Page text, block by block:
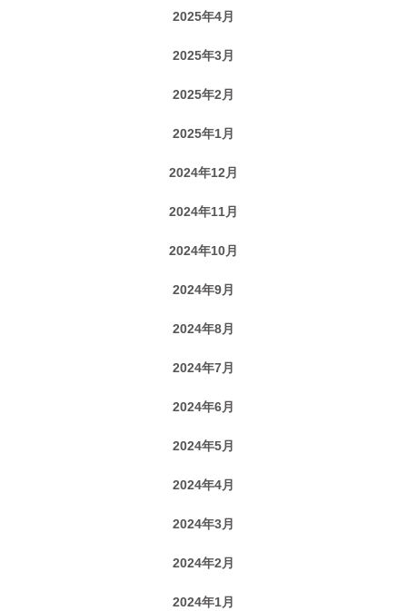
2025年4月
2025年3月
2025年2月
2025年1月
2024年12月
2024年11月
2024年10月
2024年9月
2024年8月
2024年7月
2024年6月
2024年5月
2024年4月
2024年3月
2024年2月
2024年1月